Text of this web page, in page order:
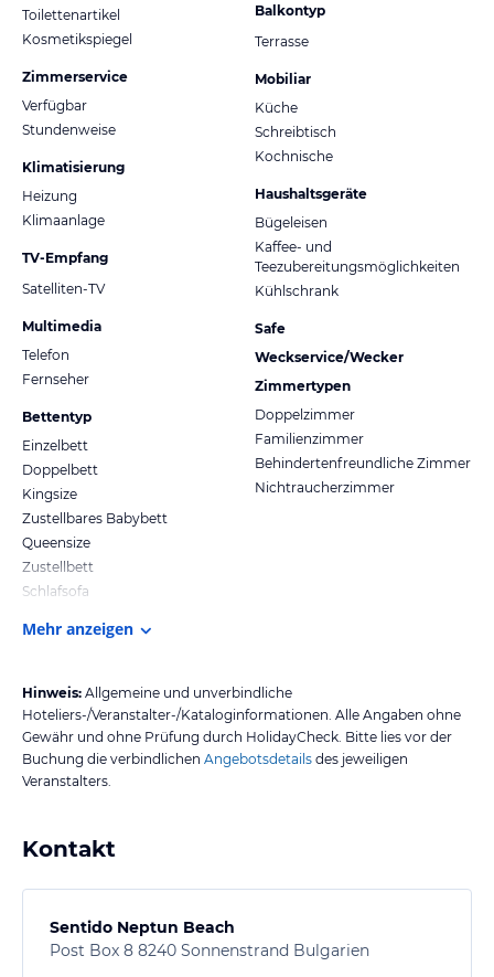
Toilettenartikel
Kosmetikspiegel
Zimmerservice
Verfügbar
Stundenweise
Klimatisierung
Heizung
Klimaanlage
TV-Empfang
Satelliten-TV
Multimedia
Telefon
Fernseher
Bettentyp
Einzelbett
Doppelbett
Kingsize
Zustellbares Babybett
Queensize
Zustellbett
Schlafsofa
Balkontyp
Terrasse
Mobiliar
Küche
Schreibtisch
Kochnische
Haushaltsgeräte
Bügeleisen
Kaffee- und
Teezubereitungsmöglichkeiten
Kühlschrank
Safe
Weckservice/Wecker
Zimmertypen
Doppelzimmer
Familienzimmer
Behindertenfreundliche Zimmer
Nichtraucherzimmer
Mehr anzeigen
Hinweis: Allgemeine und unverbindliche
Hoteliers-/Veranstalter-/Kataloginformationen. Alle Angaben ohne
Gewähr und ohne Prüfung durch HolidayCheck. Bitte lies vor der
Buchung die verbindlichen Angebotsdetails des jeweiligen
Veranstalters.
Kontakt
Sentido Neptun Beach
Post Box 8 8240 Sonnenstrand Bulgarien